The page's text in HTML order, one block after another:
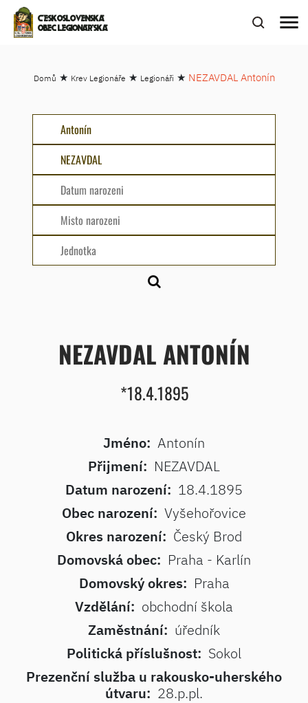
ČESKOSLOVENSKÁ
OBEC LEGIONÁŘSKÁ
menu
Domů ★ Krev Legionáře ★ Legionáři ★ NEZAVDAL Antonín
NEZAVDAL ANTONÍN
*18.4.1895
Jméno: Antonín
Přijmení: NEZAVDAL
Datum narození: 18.4.1895
Obec narození: Vyšehořovice
Okres narození: Český Brod
Domovská obec: Praha - Karlín
Domovský okres: Praha
Vzdělání: obchodní škola
Zaměstnání: úředník
Politická příslušnost: Sokol
Prezenční služba u rakousko-uherského
útvaru: 28.p.pl.